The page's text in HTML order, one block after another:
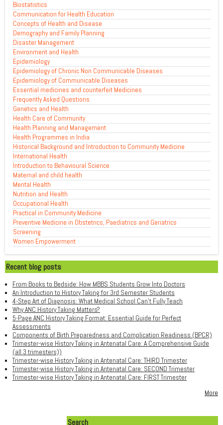
Biostatistics
Communication for Health Education
Concepts of Health and Disease
Demography and Family Planning
Disaster Management
Environment and Health
Epidemiology
Epidemiology of Chronic Non Communicable Diseases
Epidemiology of Communicable Diseases
Essential medicines and counterfeit Medicines
Frequently Asked Questions
Genetics and Health
Health Care of Community
Health Planning and Management
Health Programmes in India
Historical Background and Introduction to Community Medicine
International Health
Introduction to Behavioural Science
Maternal and child health
Mental Health
Nutrition and Health
Occupational Health
Practical in Community Medicine
Preventive Medicine in Obstetrics, Paediatrics and Geriatrics
Screening
Women Empowerment
Recent blog posts
From Books to Bedside: How MBBS Students Grow Into Doctors
An Introduction to History Taking for 3rd Semester Students
4-Step Art of Diagnosis: What Medical School Can't Fully Teach
Why ANC History Taking Matters?
5-Page ANC History Taking Format: Essential Guide for Perfect
Assessments
Components of Birth Preparedness and Complication Readiness (BPCR)
Trimester-wise History Taking in Antenatal Care: A Comprehensive Guide
(all 3 trimesters))
Trimester-wise History Taking in Antenatal Care: THIRD Trimester
Trimester-wise History Taking in Antenatal Care: SECOND Trimester
Trimester-wise History Taking in Antenatal Care: FIRST Trimester
More
Search